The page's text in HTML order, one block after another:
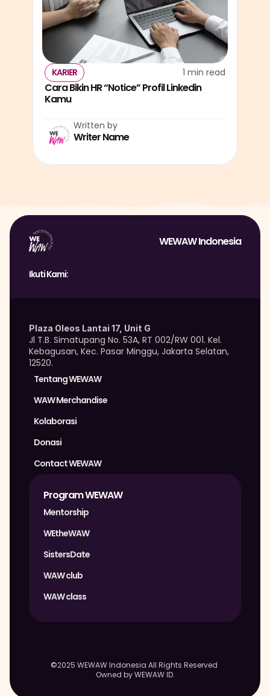
KARIER 1 min read
Cara Bikin HR “Notice” Profil Linkedin
Kamu
Written by
Writer Name
WEWAW Indonesia
Ikuti Kami:
Tentang WEWAW
WAW Merchandise
Kolaborasi
Donasi
Contact WEWAW
Plaza Oleos Lantai 17, Unit G
Jl T.B. Simatupang No. 53A, RT 002/RW 001. Kel.
Kebagusan, Kec. Pasar Minggu, Jakarta Selatan,
12520.
Program WEWAW
Mentorship
WEtheWAW
SistersDate
WAW club
WAW class
©2025 WEWAW Indonesia All Rights Reserved
Owned by WEWAW ID.